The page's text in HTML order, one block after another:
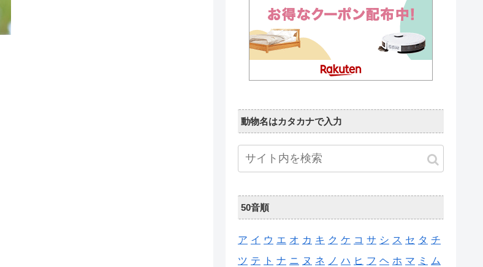
動物名はカタカナで入力
50音順
ア イ ウ エ オ カ キ ク ケ コ サ シ ス セ タ チ
ツ テ ト ナ ニ ヌ ネ ノ ハ ヒ フ ヘ ホ マ ミ
ム